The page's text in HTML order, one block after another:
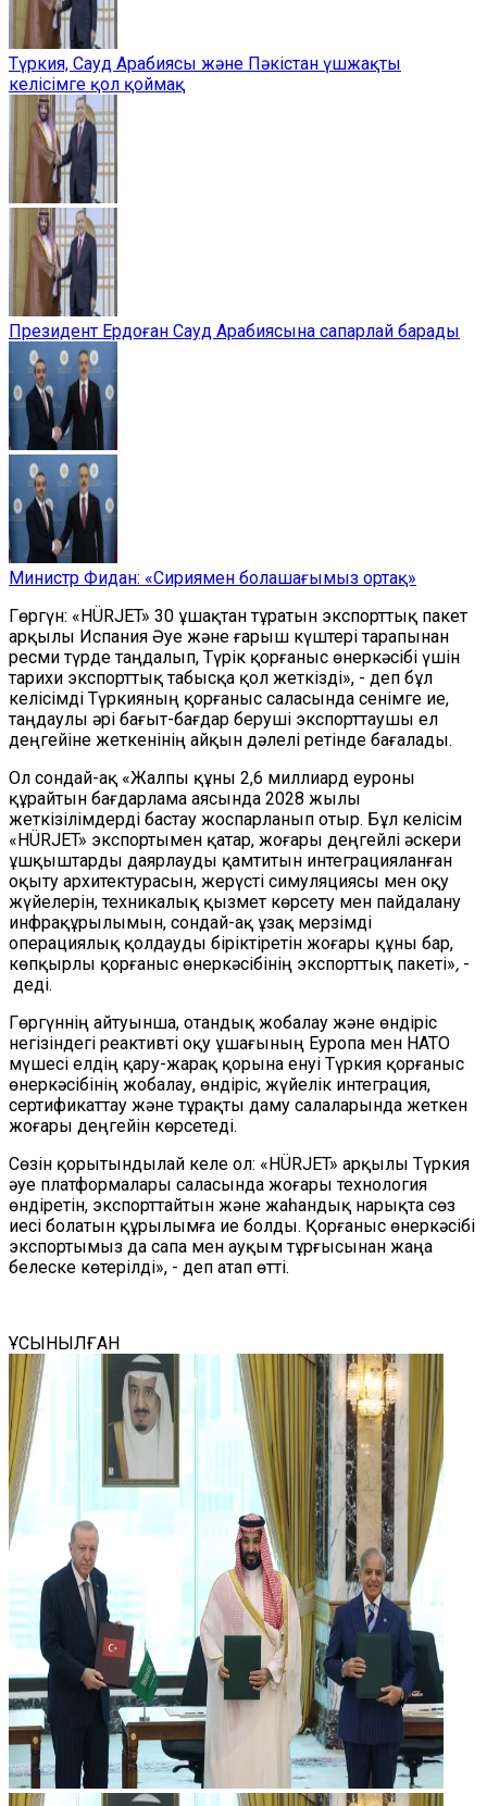
Түркия, Сауд Арабиясы және Пәкістан үшжақты
келісімге қол қоймақ
Президент Ердоған Сауд Арабиясына сапарлай барады
Министр Фидан: «Сириямен болашағымыз ортақ»
Гөргүн: «HÜRJET» 30 ұшақтан тұратын экспорттық пакет
арқылы Испания Әуе және ғарыш күштері тарапынан
ресми түрде таңдалып, Түрік қорғаныс өнеркәсібі үшін
тарихи экспорттық табысқа қол жеткізді», - деп бұл
келісімді Түркияның қорғаныс саласында сенімге ие,
таңдаулы әрі бағыт-бағдар беруші экспорттаушы ел
деңгейіне жеткенінің айқын дәлелі ретінде бағалады.
Ол сондай-ақ «Жалпы құны 2,6 миллиард еуроны
құрайтын бағдарлама аясында 2028 жылы
жеткізілімдерді бастау жоспарланып отыр. Бұл келісім
«HÜRJET» экспортымен қатар, жоғары деңгейлі әскери
ұшқыштарды даярлауды қамтитын интеграцияланған
оқыту архитектурасын, жерүсті симуляциясы мен оқу
жүйелерін, техникалық қызмет көрсету мен пайдалану
инфрақұрылымын, сондай-ақ ұзақ мерзімді
операциялық қолдауды біріктіретін жоғары құны бар,
көпқырлы қорғаныс өнеркәсібінің экспорттық пакеті», -
деді.
Гөргүннің айтуынша, отандық жобалау және өндіріс
негізіндегі реактивті оқу ұшағының Еуропа мен НATO
мүшесі елдің қару-жарақ қорына енуі Түркия қорғаныс
өнеркәсібінің жобалау, өндіріс, жүйелік интеграция,
сертификаттау және тұрақты даму салаларында жеткен
жоғары деңгейін көрсетеді.
Сөзін қорытындылай келе ол: «HÜRJET» арқылы Түркия
әуе платформалары саласында жоғары технология
өндіретін, экспорттайтын және жаһандық нарықта сөз
иесі болатын құрылымға ие болды. Қорғаныс өнеркәсібі
экспортымыз да сапа мен ауқым тұрғысынан жаңа
белеске көтерілді», - деп атап өтті.
ҰСЫНЫЛҒАН